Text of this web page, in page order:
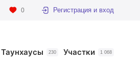
0 Регистрация и вход
Таунхаусы 230 Участки 1 068